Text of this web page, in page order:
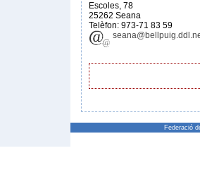
Escoles, 78
25262 Seana
Telèfon: 973-71 83 59
Federació